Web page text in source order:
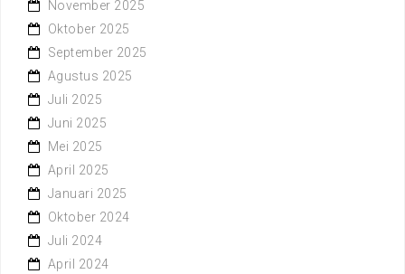
November 2025
Oktober 2025
September 2025
Agustus 2025
Juli 2025
Juni 2025
Mei 2025
April 2025
Januari 2025
Oktober 2024
Juli 2024
April 2024